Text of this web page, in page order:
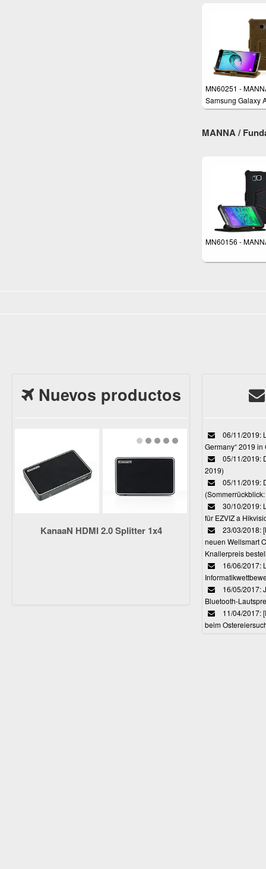
MN60251 -
Samsung Galaxy
5,2" 2016 Funda
MANNA /
MN60156 -
Nuevos productos
KanaaN HDMI 2.0 Splitter 1x4
06/11/2019:
Germany“ 2019
05/11/2019:
2019)
05/11/2019:
30/10/2019:
für EZVIZ a
23/03/2018:
neuen Wellsmart
Knallerpreis
16/06/2017:
16/05/2017:
Bluetooth-
11/04/2017:
beim